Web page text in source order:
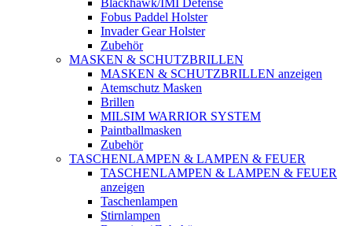
Blackhawk/IMI Defense
Fobus Paddel Holster
Invader Gear Holster
Zubehör
MASKEN & SCHUTZBRILLEN
MASKEN & SCHUTZBRILLEN anzeigen
Atemschutz Masken
Brillen
MILSIM WARRIOR SYSTEM
Paintballmasken
Zubehör
TASCHENLAMPEN & LAMPEN & FEUER
TASCHENLAMPEN & LAMPEN & FEUER
anzeigen
Taschenlampen
Stirnlampen